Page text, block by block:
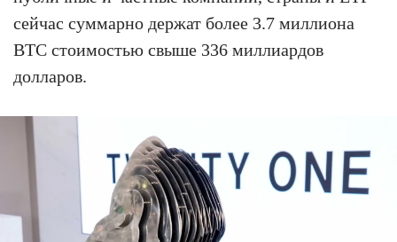
сейчас суммарно держат более 3.7 миллиона
BTC стоимостью свыше 336 миллиардов
долларов.